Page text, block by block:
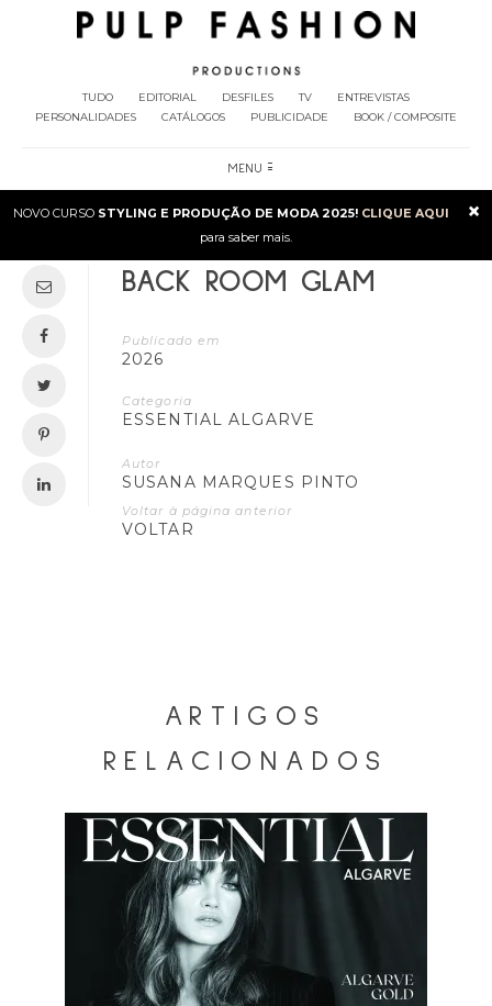
TUDO EDITORIAL DESFILES TV
ENTREVISTAS
PERSONALIDADES
CATÁLOGOS PUBLICIDADE BOOK / COMPOSITE
MENU
×
NOVO CURSO STYLING E PRODUÇÃO DE MODA 2025! CLIQUE AQUI
para saber mais.
BACK ROOM GLAM
Publicado em
2026
Categoria
ESSENTIAL ALGARVE
Autor
SUSANA MARQUES PINTO
Voltar à página anterior
VOLTAR
ARTIGOS
RELACIONADOS